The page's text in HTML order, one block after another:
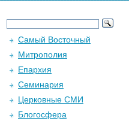
Самый Восточный
Митрополия
Епархия
Семинария
Церковные СМИ
Блогосфера